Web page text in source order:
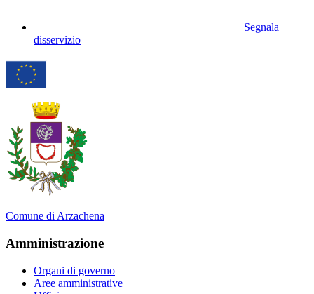
Segnala
disservizio
Comune di Arzachena
Amministrazione
Organi di governo
Aree amministrative